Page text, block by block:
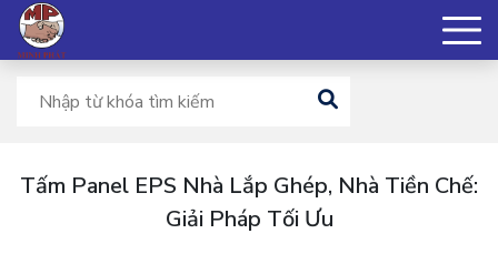
Tấm Panel EPS Nhà Lắp Ghép, Nhà Tiền Chế:
Giải Pháp Tối Ưu